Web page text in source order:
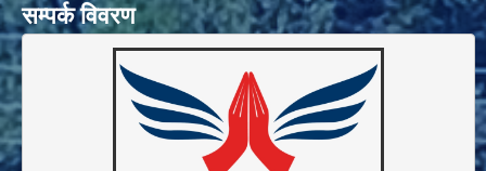
सम्पर्क विवरण